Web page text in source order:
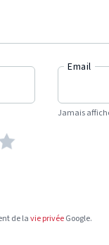
Email
Jamais
de lavie privéeGoogle.